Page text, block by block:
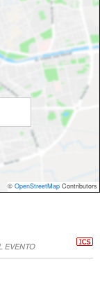
© OpenStreetMap Contributors
EVENTO